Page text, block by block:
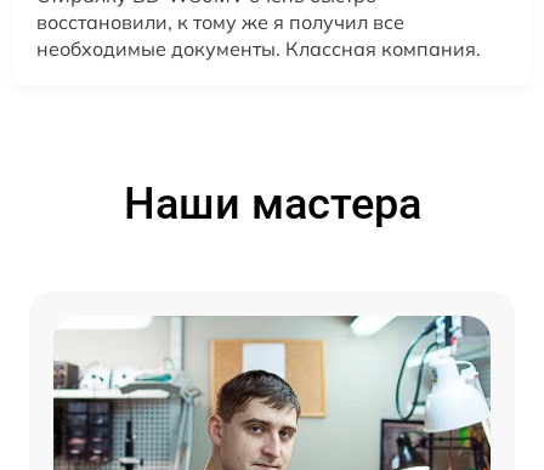
восстановили, к тому же я получил все
необходимые документы. Классная компания.
Наши мастера